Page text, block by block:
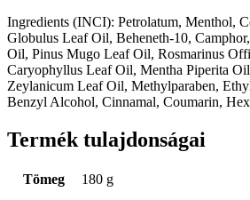
Ingredients (INCI): Petrolatum, Menthol,
Globulus Leaf Oil, Beheneth-10,
Oil, Pinus Mugo Leaf Oil, Rosmarinus
Caryophyllus Leaf Oil, Mentha Piperita
Zeylanicum Leaf Oil, Methylparaben,
Benzyl Alcohol, Cinnamal, Coumarin,
Termék tulajdonságai
Tömeg 180 g